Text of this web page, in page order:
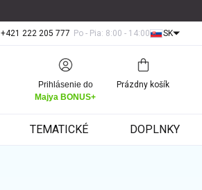
+421 222 205 777 Po - Pia: 8:00 - 14:00 SK
Prihlásenie do
Majya BONUS+
Nákupný
košík
Prázdny košík
TEMATICKÉ DOPLNKY